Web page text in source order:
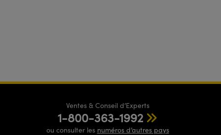
Ventes & Conseil d’Experts
1-800-363-1992
ou consulter les numéros d’autres pays